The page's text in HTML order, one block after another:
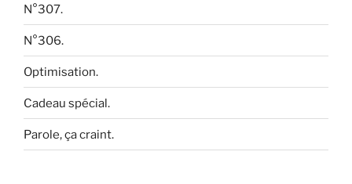
N°307.
N°306.
Optimisation.
Cadeau spécial.
Parole, ça craint.